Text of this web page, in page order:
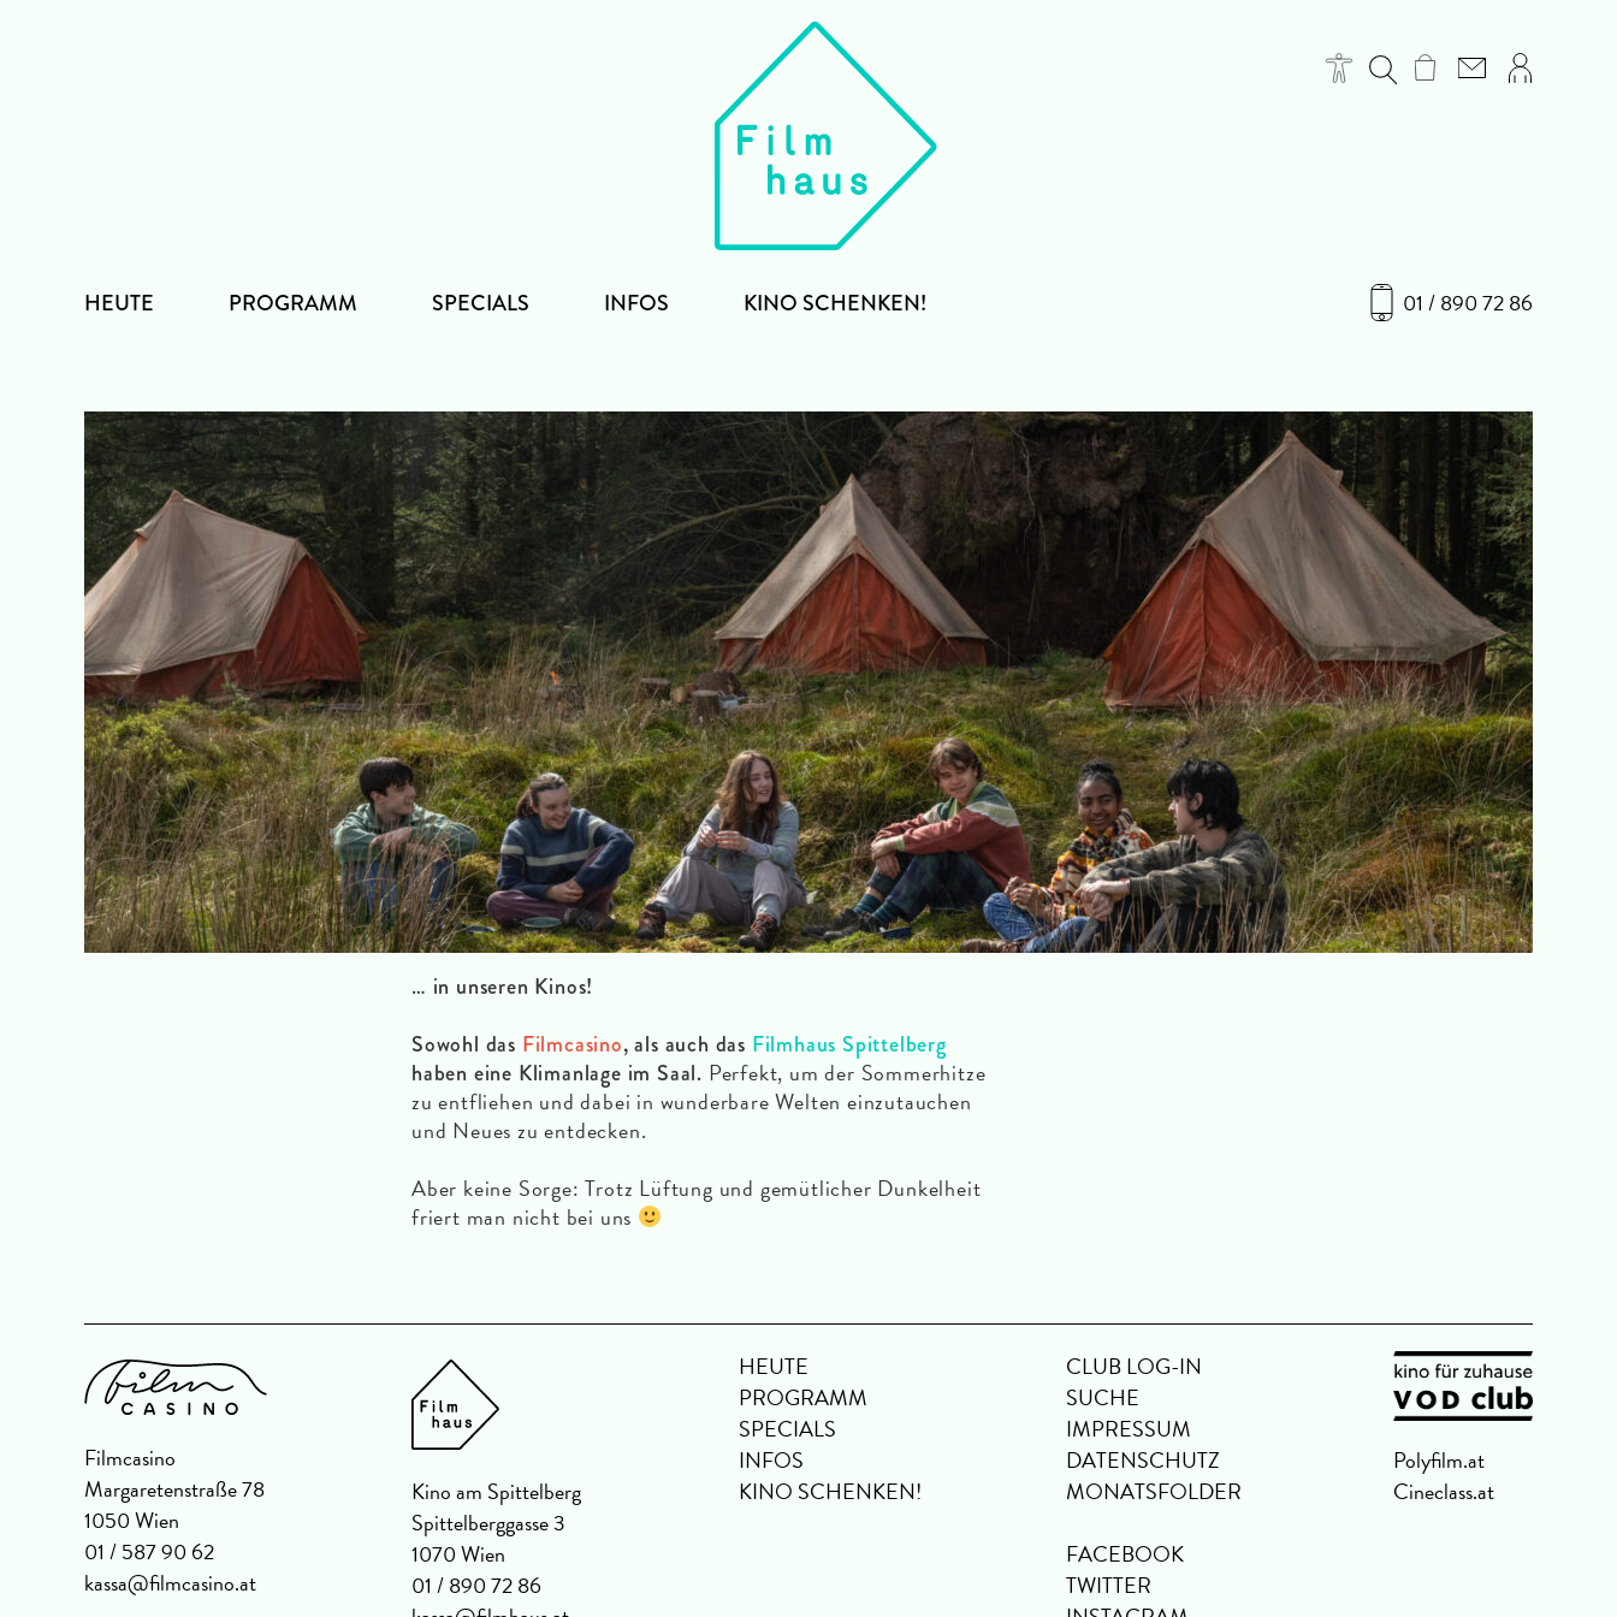
01 / 890 72 86
HEUTE PROGRAMM SPECIALS INFOS KINO SCHENKEN!
… in unseren Kinos!
Sowohl das Filmcasino, als auch das Filmhaus Spittelberg
haben eine Klimanlage im Saal. Perfekt, um der Sommerhitze
zu entfliehen und dabei in wunderbare Welten einzutauchen
und Neues zu entdecken.
Aber keine Sorge: Trotz Lüftung und gemütlicher Dunkelheit
friert man nicht bei uns
Filmcasino
Margaretenstraße 78
1050 Wien
01 / 587 90 62
kassa@filmcasino.at
Kino am Spittelberg
Spittelberggasse 3
1070 Wien
01 / 890 72 86
HEUTE
PROGRAMM
SPECIALS
INFOS
KINO SCHENKEN!
CLUB LOG-IN
SUCHE
IMPRESSUM
DATENSCHUTZ
MONATSFOLDER
FACEBOOK
TWITTER
Polyfilm.at
Cineclass.at